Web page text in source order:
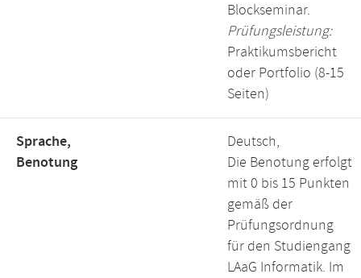
Blockseminar.
Prüfungsleistung:
Praktikumsbericht
oder Portfolio (8-15
Seiten)
Sprache,
Benotung
Deutsch,
Die Benotung erfolgt
mit 0 bis 15 Punkten
gemäß der
Prüfungsordnung
für den Studiengang
LAaG Informatik. Im